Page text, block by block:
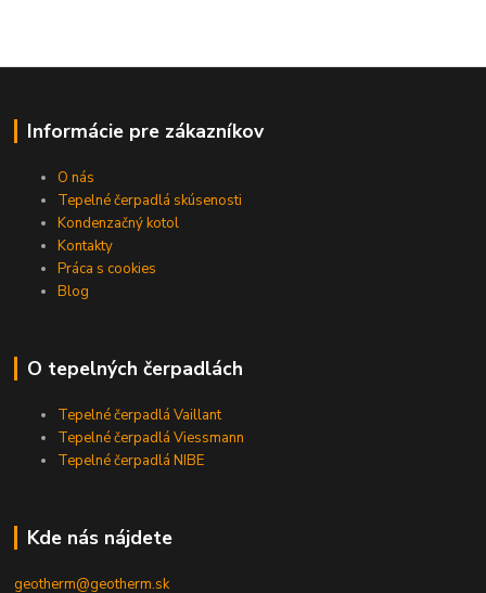
Informácie pre zákazníkov
O nás
Tepelné čerpadlá skúsenosti
Kondenzačný kotol
Kontakty
Práca s cookies
Blog
O tepelných čerpadlách
Tepelné čerpadlá Vaillant
Tepelné čerpadlá Viessmann
Tepelné čerpadlá NIBE
Kde nás nájdete
geotherm@geotherm.sk